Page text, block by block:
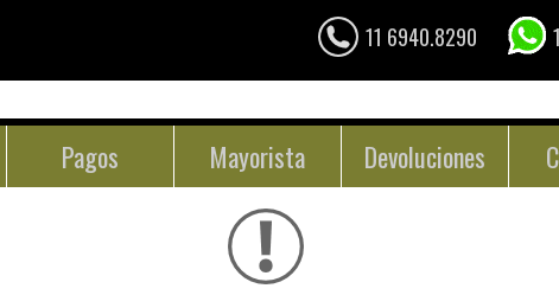
11 6940.8290
Pagos Mayorista Devoluciones